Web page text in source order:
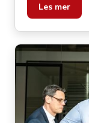
følgende
ta tak i
en unnviker og
Les mer